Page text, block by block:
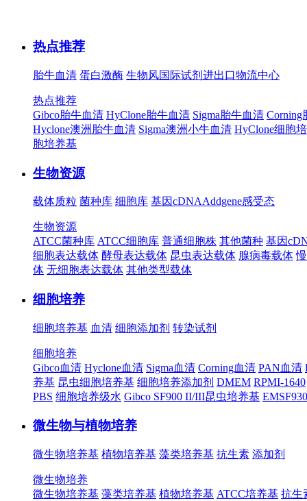
热点推荐
胎牛血清 蛋白激酶 生物风国际试剂进出口物流中心
热点推荐
Gibco胎牛血清 HyClone胎牛血清 Sigma胎牛血清 Corning
Hyclone澳洲胎牛血清 Sigma澳洲小牛血清 HyClone细胞
胞培养基
生物资源
载体质粒 菌种库 细胞库 基因cDNAAddgene感受态
生物资源
ATCC菌种库 ATCC细胞库 普通细胞株 其他菌种 基因
细胞表达载体 酵母表达载体 昆虫表达载体 腺病毒载体
体 无细胞表达载体 其他类型载体
细胞培养
细胞培养基 血清 细胞添加剂 转染试剂
细胞培养
Gibco血清 Hyclone血清 Sigma血清 Corning血清 PAN血清
养基 昆虫细胞培养基 细胞培养添加剂 DMEM RPMI-1640
PBS 细胞培养级水 Gibco SF900 II/III昆虫培养基
微生物与植物培养
微生物培养基 植物培养基 藻类培养基 抗生素 添加剂
微生物培养
微生物培养基 藻类培养基 植物培养基 ATCC培养基 抗生